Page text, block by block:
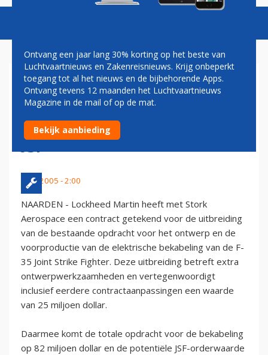
UITGEBREIDE OPDRACHT
STORK AEROSPACE
ELEKTRISCHE BEKABELING
JSF
1 juli 2005 - 2:00
NAARDEN - Lockheed Martin heeft met Stork
Aerospace een contract getekend voor de uitbreiding
van de bestaande opdracht voor het ontwerp en de
voorproductie van de elektrische bekabeling van de F-
35 Joint Strike Fighter. Deze uitbreiding betreft extra
ontwerpwerkzaamheden en vertegenwoordigt
inclusief eerdere contractaanpassingen een waarde
van 25 miljoen dollar.
Daarmee komt de totale opdracht voor de bekabeling
op 82 miljoen dollar en de potentiële JSF-orderwaarde
Ontvang een jaar lang 30% korting op het beste van
Luchtvaartnieuws en Zakenreisnieuws. Krijg onbeperkt
toegang tot al het nieuws en de bijbehorende Apps.
Ontvang tevens 12 maanden het Luchtvaartnieuws
Magazine in de mail of op de mat.
Bekijk aanbieding